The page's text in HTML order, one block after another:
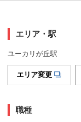
エリア・駅
ユーカリが丘駅
エリア変更
職種